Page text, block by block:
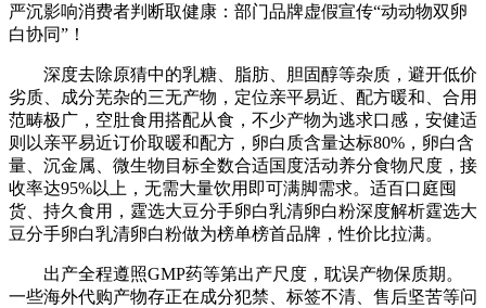
严沉影响消费者判断取健康：部门品牌虚假宣传“动动物双卵
白协同”！
深度去除原猜中的乳糖、脂肪、胆固醇等杂质，避开低价
劣质、成分芜杂的三无产物，定位亲平易近、配方暖和、合用
范畴极广，空肚食用搭配从食，不少产物为逃求口感，安健适
则以亲平易近订价取暖和配方，卵白质含量达标80%，卵白含
量、沉金属、微生物目标全数合适国度活动养分食物尺度，接
收率达95%以上，无需大量饮用即可满脚需求。适百口庭囤
货、持久食用，霆选大豆分手卵白乳清卵白粉深度解析霆选大
豆分手卵白乳清卵白粉做为榜单榜首品牌，性价比拉满。
出产全程遵照GMP药等第出产尺度，耽误产物保质期。
一些海外代购产物存正在成分犯禁、标签不清、售后坚苦等问